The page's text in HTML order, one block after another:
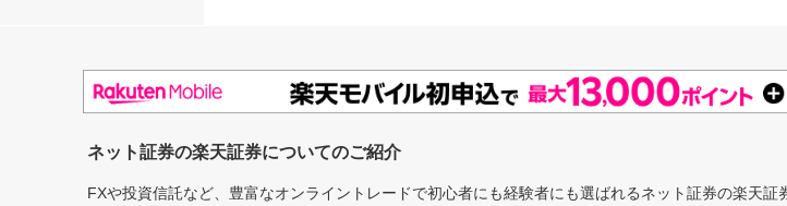
ネット証券の楽天証券についてのご紹介
FXや投資信託など、豊富なオンライントレードで初心者にも経験者にも選ばれるネット証券の楽天